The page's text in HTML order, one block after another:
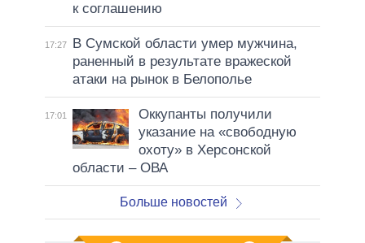
к соглашению
17:27
В Сумской области умер мужчина,
раненный в результате вражеской
атаки на рынок в Белополье
17:01
Оккупанты получили
указание на «свободную
охоту» в Херсонской
области – ОВА
Больше новостей